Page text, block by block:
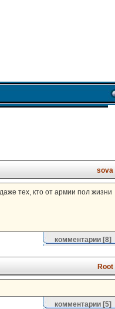
sova
тех, кто от армии пол жизни
комментарии[8]
Root
комментарии[5]